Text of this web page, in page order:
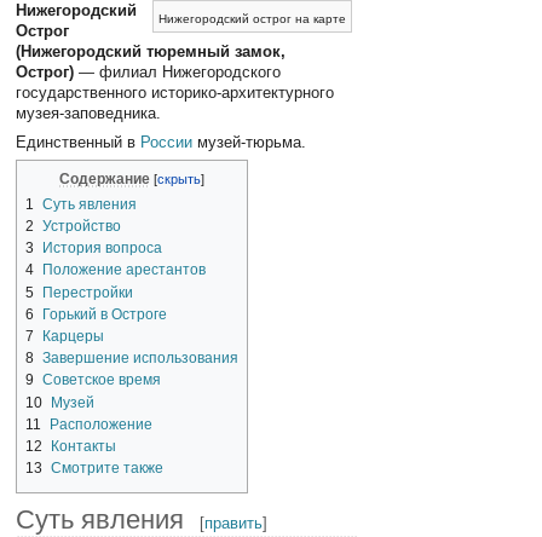
Нижегородский острог на карте
Нижегородский
Острог
(Нижегородский тюремный замок,
Острог) — филиал Нижегородского
государственного историко-архитектурного
музея-заповедника.
Единственный в России музей-тюрьма.
Содержание
1
Суть явления
2
Устройство
3
История вопроса
4
Положение арестантов
5 Перестройки
6
Горький в Остроге
7
Карцеры
8 Завершение использования
9
Советское время
10 Музей
11
Расположение
12
Контакты
13
Смотрите также
Суть явления [править]